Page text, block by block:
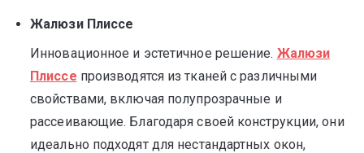
Жалюзи Плиссе
Инновационное и эстетичное решение. Жалюзи
Плиссе производятся из тканей с различными
свойствами, включая полупрозрачные и
рассеивающие. Благодаря своей конструкции, они
идеально подходят для нестандартных окон,